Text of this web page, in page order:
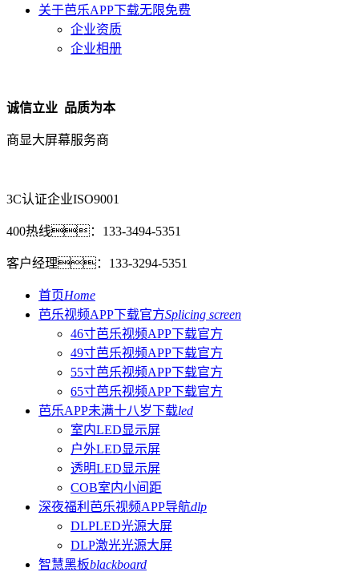
关于芭乐APP下载无限免费
企业资质
企业相册
诚信立业 品质为本
商显大屏幕服务商
3C认证企业ISO9001
400热线： 133-3494-5351
客户经理： 133-3294-5351
首页Home
芭乐视频APP下载官方Splicing screen
46寸芭乐视频APP下载官方
49寸芭乐视频APP下载官方
55寸芭乐视频APP下载官方
65寸芭乐视频APP下载官方
芭乐APP未满十八岁下载led
室内LED显示屏
户外LED显示屏
透明LED显示屏
COB室内小间距
深夜福利芭乐视频APP导航dlp
DLPLED光源大屏
DLP激光光源大屏
智慧黑板blackboard